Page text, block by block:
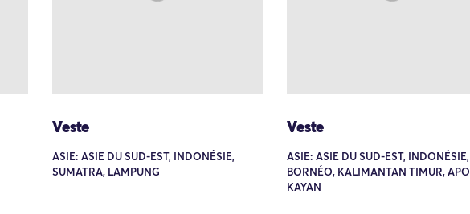
Veste
ASIE: ASIE DU SUD-EST, INDONÉSIE,
SUMATRA, LAMPUNG
Veste
ASIE: ASIE DU SUD-EST, INDONÉSIE,
BORNÉO, KALIMANTAN TIMUR, APO
KAYAN